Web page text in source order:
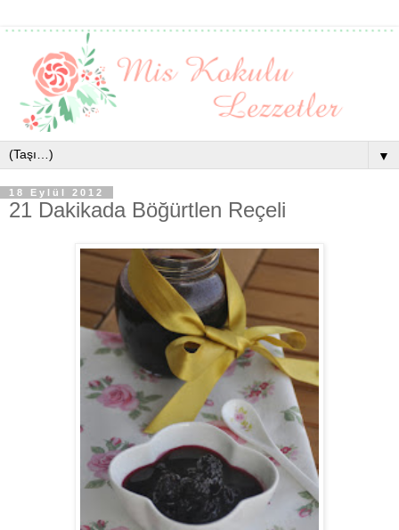
▼
18 Eylül 2012
21 Dakikada Böğürtlen Reçeli